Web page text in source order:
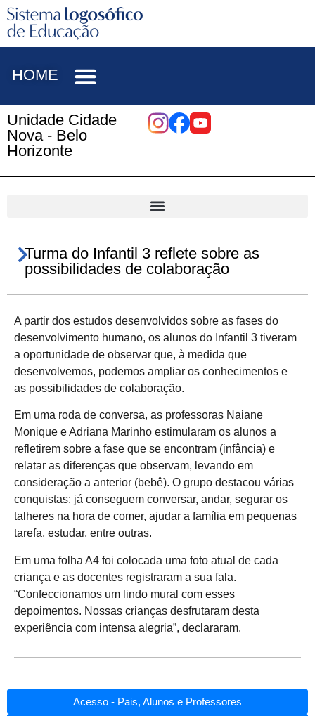
HOME
Unidade Cidade
Nova - Belo
Horizonte
Turma do Infantil 3 reflete sobre as
possibilidades de colaboração
A partir dos estudos desenvolvidos sobre as fases do
desenvolvimento humano, os alunos do Infantil 3 tiveram
a oportunidade de observar que, à medida que
desenvolvemos, podemos ampliar os conhecimentos e
as possibilidades de colaboração.
Em uma roda de conversa, as professoras Naiane
Monique e Adriana Marinho estimularam os alunos a
refletirem sobre a fase que se encontram (infância) e
relatar as diferenças que observam, levando em
consideração a anterior (bebê). O grupo destacou várias
conquistas: já conseguem conversar, andar, segurar os
talheres na hora de comer, ajudar a família em pequenas
tarefa, estudar, entre outras.
Em uma folha A4 foi colocada uma foto atual de cada
criança e as docentes registraram a sua fala.
“Confeccionamos um lindo mural com esses
depoimentos. Nossas crianças desfrutaram desta
experiência com intensa alegria”, declararam.
Acesso - Pais, Alunos e Professores